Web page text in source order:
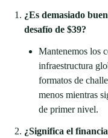
¿Es demasiado
desafío de $39?
Mantenemos los
infraestructura
formatos de
menos mientras
de primer nivel.
¿Significa el